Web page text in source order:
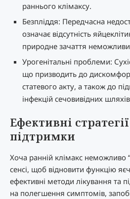
раннього клімаксу.
Безпліддя: Передчасна
означає відсутність
природне зачаття
Урогенітальні проблеми:
що призводить до
статевого акту, а також до
інфекцій сечовивідних
Ефективні
підтримки
Хоча ранній клімакс неможливо
сенсі, щоб відновити функцію
ефективні методи лікування та
на полегшення симптомів,